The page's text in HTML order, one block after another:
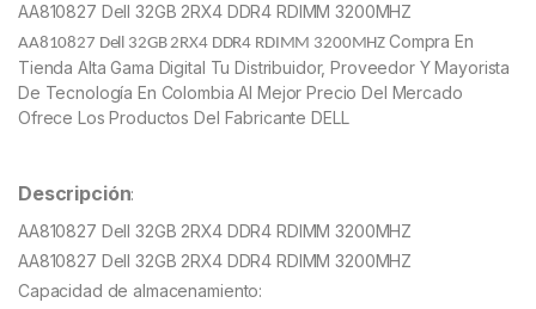
ratings
AA810827 Dell 32GB 2RX4 DDR4 RDIMM 3200MHZ
AA810827 Dell 32GB 2RX4 DDR4 RDIMM 3200MHZ Compra En
Tienda Alta Gama Digital Tu Distribuidor, Proveedor Y Mayorista
De Tecnología En Colombia Al Mejor Precio Del Mercado
Ofrece Los Productos Del Fabricante DELL
Descripción:
AA810827 Dell 32GB 2RX4 DDR4 RDIMM 3200MHZ
AA810827 Dell 32GB 2RX4 DDR4 RDIMM 3200MHZ
Capacidad de almacenamiento: